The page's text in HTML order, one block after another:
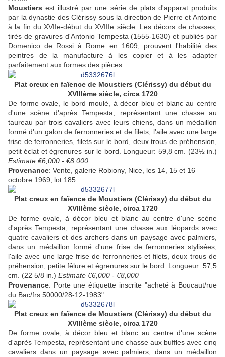
Moustiers est illustré par une série de plats d'apparat produits
par la dynastie des Clérissy sous la direction de Pierre et Antoine
à la fin du XVIIe-début du XVIIIe siècle. Les décors de chasses,
tirés de gravures d'Antonio Tempesta (1555-1630) et publiés par
Domenico de Rossi à Rome en 1609, prouvent l'habilité des
peintres de la manufacture à les copier et à les adapter
parfaitement aux formes des pièces.
Plat creux en faïence de Moustiers (Clérissy) du début du
XVIIIème siècle, circa 1720
De forme ovale, le bord moulé, à décor bleu et blanc au centre
d'une scène d'après Tempesta, représentant une chasse au
taureau par trois cavaliers avec leurs chiens, dans un médaillon
formé d'un galon de ferronneries et de filets, l'aile avec une large
frise de ferronneries, filets sur le bord, deux trous de préhension,
petit éclat et égrenures sur le bord. Longueur: 59,8 cm. (23½ in.)
Estimate €6,000 - €8,000
Provenance: Vente, galerie Robiony, Nice, les 14, 15 et 16
octobre 1969, lot 185.
Plat creux en faïence de Moustiers (Clérissy) du début du
XVIIIème siècle, circa 1720
De forme ovale, à décor bleu et blanc au centre d'une scène
d'après Tempesta, représentant une chasse aux léopards avec
quatre cavaliers et des archers dans un paysage avec palmiers,
dans un médaillon formé d'une frise de ferronneries stylisées,
l'aile avec une large frise de ferronneries et filets, deux trous de
préhension, petite fêlure et égrenures sur le bord. Longueur: 57,5
cm. (22 5/8 in.) Estimate €6,000 - €8,000
Provenance: Porte une étiquette inscrite "acheté à Boucaut/rue
du Bac/frs 50000/28-12-1983".
Plat creux en faïence de Moustiers (Clérissy) du début du
XVIIIème siècle, circa 1720
De forme ovale, à décor bleu et blanc au centre d'une scène
d'après Tempesta, représentant une chasse aux buffles avec cinq
cavaliers dans un paysage avec palmiers, dans un médaillon